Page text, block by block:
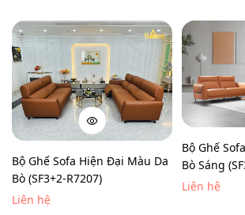
Bộ Ghế Sofa Hiện Đại Màu Da
Bò (SF3+2-R7207)
Liên hệ
Bộ Ghế
Bò Sáng
Liên hệ